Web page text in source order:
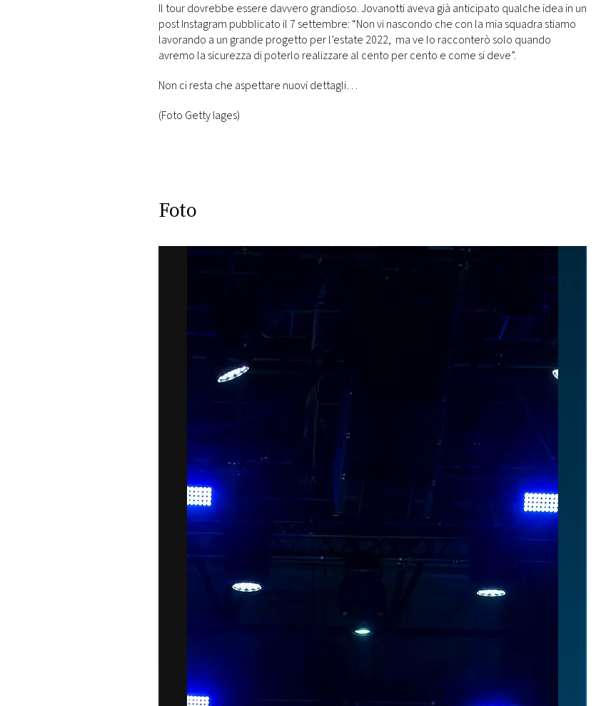
Il tour dovrebbe essere davvero grandioso. Jovanotti aveva già anticipato qualche idea in un
post Instagram pubblicato il 7 settembre: “Non vi nascondo che con la mia squadra stiamo
lavorando a un grande progetto per l’estate 2022, ma ve lo racconterò solo quando
avremo la sicurezza di poterlo realizzare al cento per cento e come si deve”.
Non ci resta che aspettare nuovi dettagli…
(Foto Getty Iages)
Foto